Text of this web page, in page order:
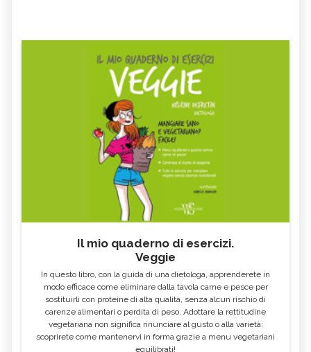
Il mio quaderno di esercizi.
Veggie
In questo libro, con la guida di una dietologa, apprenderete in
modo efficace come eliminare dalla tavola carne e pesce per
sostituirli con proteine di alta qualità, senza alcun rischio di
carenze alimentari o perdita di peso. Adottare la rettitudine
vegetariana non significa rinunciare al gusto o alla varietà:
scoprirete come mantenervi in forma grazie a menu vegetariani
equilibrati!